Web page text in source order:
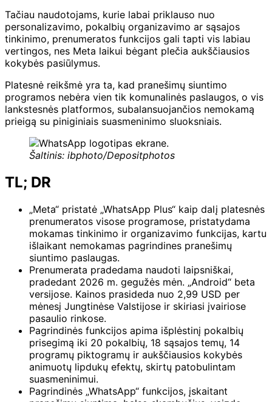
Tačiau naudotojams, kurie labai priklauso nuo
personalizavimo, pokalbių organizavimo ar sąsajos
tinkinimo, prenumeratos funkcijos gali tapti vis labiau
vertingos, nes Meta laikui bėgant plečia aukščiausios
kokybės pasiūlymus.
Platesnė reikšmė yra ta, kad pranešimų siuntimo
programos nebėra vien tik komunalinės paslaugos, o vis
lankstesnės platformos, subalansuojančios nemokamą
prieigą su piniginiais suasmeninimo sluoksniais.
Šaltinis: ibphoto/Depositphotos
TL; DR
„Meta“ pristatė „WhatsApp Plus“ kaip dalį platesnės
prenumeratos visose programose, pristatydama
mokamas tinkinimo ir organizavimo funkcijas, kartu
išlaikant nemokamas pagrindines pranešimų
siuntimo paslaugas.
Prenumerata pradedama naudoti laipsniškai,
pradedant 2026 m. gegužės mėn. „Android“ beta
versijose. Kainos prasideda nuo 2,99 USD per
mėnesį Jungtinėse Valstijose ir skiriasi įvairiose
pasaulio rinkose.
Pagrindinės funkcijos apima išplėstinį pokalbių
prisegimą iki 20 pokalbių, 18 sąsajos temų, 14
programų piktogramų ir aukščiausios kokybės
animuotų lipdukų efektų, skirtų patobulintam
suasmeninimui.
Pagrindinės „WhatsApp“ funkcijos, įskaitant